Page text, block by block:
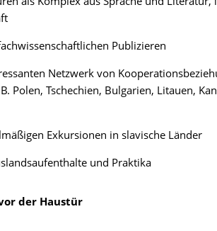
als Komplex aus Sprache und Literatur,
Publizieren
Netzwerk von
Polen, Tschechien, Bulgarien, Litauen,
Exkursionen in slavische Länder
und Praktika
der Haustür